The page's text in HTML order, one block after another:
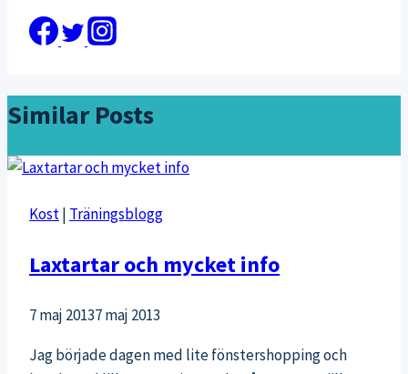
Similar Posts
Kost| Träningsblogg
Laxtartar och mycket info
7 maj 20137 maj 2013
Jag började dagen med lite fönstershopping och